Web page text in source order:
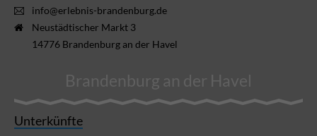
info@erlebnis-brandenburg.de
Neustädtischer Markt 3
14776 Brandenburg an der Havel
Brandenburg an der Havel
Unterkünfte